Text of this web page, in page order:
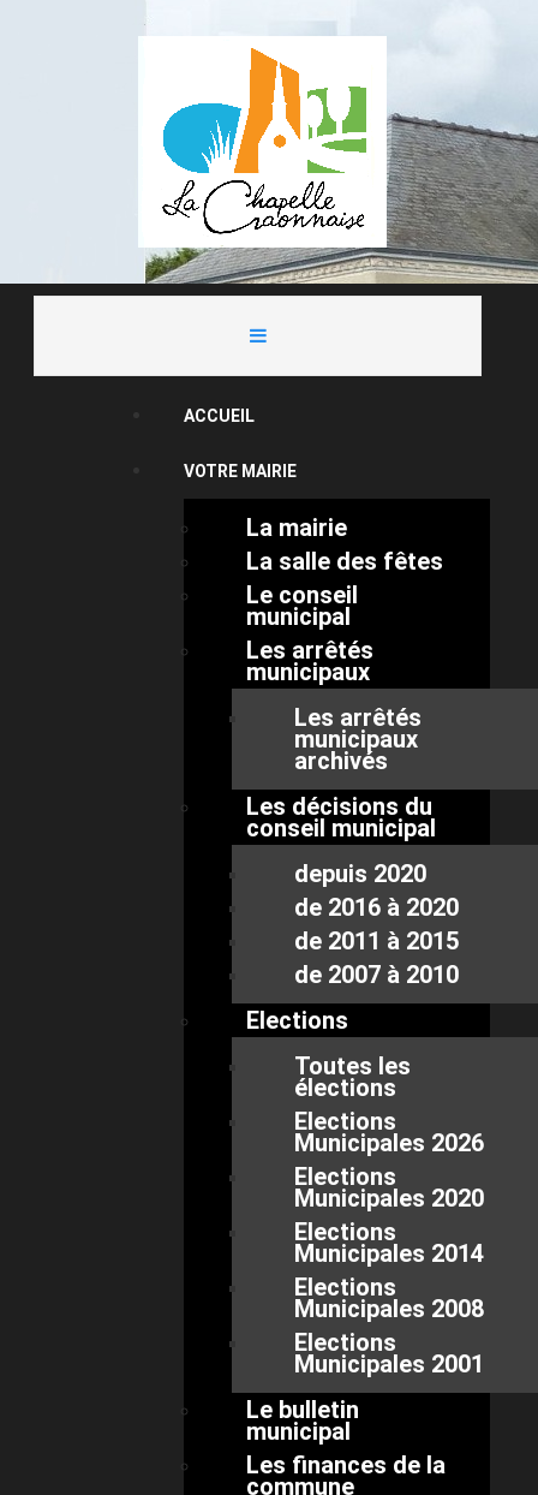
ACCUEIL
VOTRE MAIRIE
La mairie
La salle des fêtes
Le conseil
municipal
Les arrêtés
municipaux
Les arrêtés
municipaux
archivés
Les décisions du
conseil municipal
depuis 2020
de 2016 à 2020
de 2011 à 2015
de 2007 à 2010
Elections
Toutes les
élections
Elections
Municipales 2026
Elections
Municipales 2020
Elections
Municipales 2014
Elections
Municipales 2008
Elections
Municipales 2001
Le bulletin
municipal
Les finances de la
commune